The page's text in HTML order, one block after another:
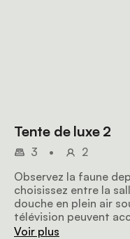
Tente de luxe 2
3 •
2
Observez la faune
choisissez entre la
douche en plein air
télévision peuvent
parents.
Voir plus